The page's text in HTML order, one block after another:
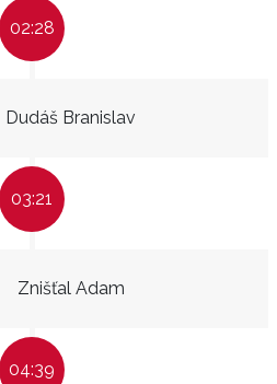
02:28
Dudáš Branislav
03:21
Znišťal Adam
04:39